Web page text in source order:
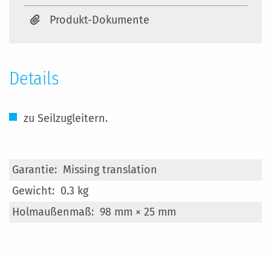
Produkt-Dokumente
Details
zu Seilzugleitern.
Mehr
Informationen
Missing translation
0.3 kg
98 mm × 25 mm